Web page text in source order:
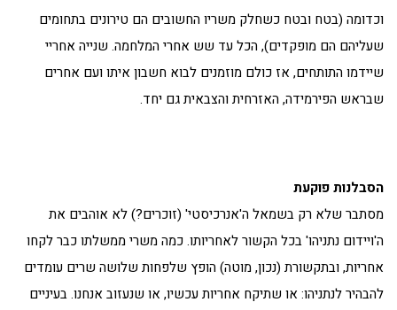
וכדומה (בטח ובטח כשחלק משריו החשובים הם טירונים בתחומים
שעליהם הם מופקדים), הכל עד שש אחרי המלחמה. שנייה אחריי
שיידמו התותחים, אז כולם מוזמנים לבוא חשבון איתו ועם אחרים
שבראש הפירמידה, האזרחית והצבאית גם יחד.
הסבלנות פוקעת
מסתבר שלא רק בשמאל ה'אנרכיסטי' (זוכרים?) לא אוהבים את
ה'ויידום נתניהו' בכל הקשור לאחריותו. כמה משרי ממשלתו כבר לקחו
אחריות, ובתקשורת (נכון, מוטה) הופץ שלפחות שלושה שרים עומדים
להבהיר לנתניהו: או שתיקח אחריות עכשיו, או שנעזוב אנחנו. בעיניים